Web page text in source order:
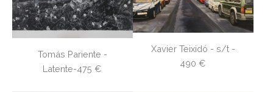
Tomás Pariente -
Latente-475 €
Xavier Teixidó - s/t -
490 €